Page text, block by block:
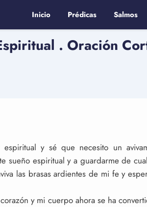
Inicio Prédicas Salmos
. Oración
y sé que necesito un
sueño espiritual y a guardarme de
las brasas ardientes de mi fe y
y mi cuerpo ahora se ha